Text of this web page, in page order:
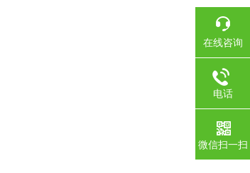
在线咨询
电话
微信扫一扫